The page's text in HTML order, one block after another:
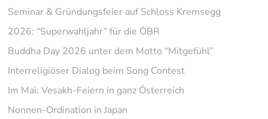
Seminar & Gründungsfeier auf Schloss Kremsegg
2026: “Superwahljahr” für die ÖBR
Buddha Day 2026 unter dem Motto “Mitgefühl”
Interreligiöser Dialog beim Song Contest
Im Mai: Vesakh-Feiern in ganz Österreich
Nonnen-Ordination in Japan